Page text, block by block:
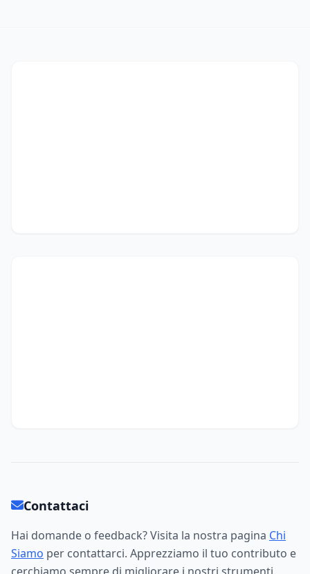
Contattaci
Hai domande o feedback? Visita la nostra pagina Chi
Siamo per contattarci. Apprezziamo il tuo contributo e